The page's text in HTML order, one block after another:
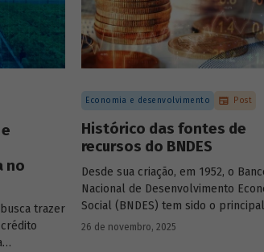
no
busca trazer
Economia e desenvolvimento Post
Histórico das fontes de
recursos do BNDES
Desde sua criação, em 1952, o
Nacional de Desenvolvimento
Social (BNDES) tem sido o principal
financiador do desenvolvimento
26 de novembro, 2025